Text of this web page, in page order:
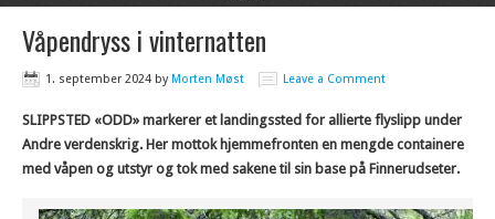
Våpendryss i vinternatten
1. september 2024 byMorten Møst Leave a Comment
SLIPPSTED «ODD» markerer et landingssted for allierte flyslipp under
Andre verdenskrig. Her mottok hjemmefronten en mengde containere
med våpen og utstyr og tok med sakene til sin base på Finnerudseter.